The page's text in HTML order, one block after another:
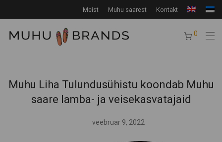
Meist Muhu saarest Kontakt
0
Muhu Liha Tulundusühistu koondab Muhu
saare lamba- ja veisekasvatajaid
veebruar 9, 2022